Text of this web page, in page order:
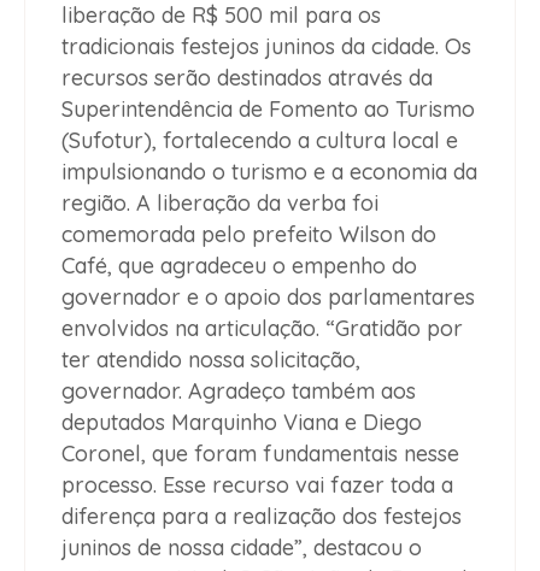
liberação de R$ 500 mil para os
tradicionais festejos juninos da cidade. Os
recursos serão destinados através da
Superintendência de Fomento ao Turismo
(Sufotur), fortalecendo a cultura local e
impulsionando o turismo e a economia da
região. A liberação da verba foi
comemorada pelo prefeito Wilson do
Café, que agradeceu o empenho do
governador e o apoio dos parlamentares
envolvidos na articulação. “Gratidão por
ter atendido nossa solicitação,
governador. Agradeço também aos
deputados Marquinho Viana e Diego
Coronel, que foram fundamentais nesse
processo. Esse recurso vai fazer toda a
diferença para a realização dos festejos
juninos de nossa cidade”, destacou o